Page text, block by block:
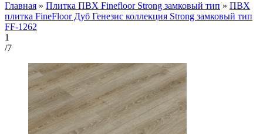
Главная » Плитка ПВХ Finefloor Strong замковый тип » ПВХ
плитка FineFloor Дуб Генезис коллекция Strong замковый тип
FF-1262
1
/7